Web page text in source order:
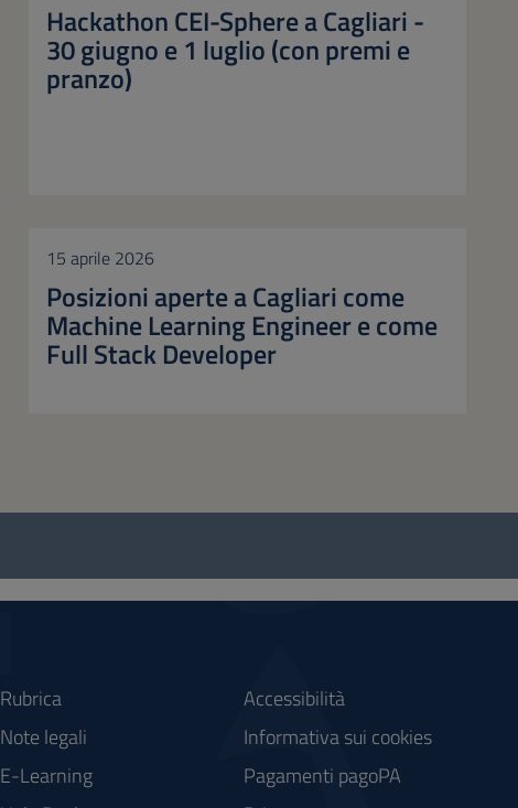
Hackathon CEI-Sphere a Cagliari -
30 giugno e 1 luglio (con premi e
pranzo)
15 aprile 2026
Posizioni aperte a Cagliari come
Machine Learning Engineer e come
Full Stack Developer
Rubrica
Note legali
E-Learning
Accessibilità
Informativa sui cookies
Pagamenti pagoPA